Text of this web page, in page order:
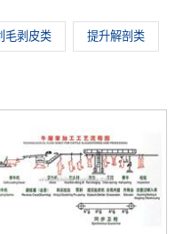
毛剥皮类 提升解剖类